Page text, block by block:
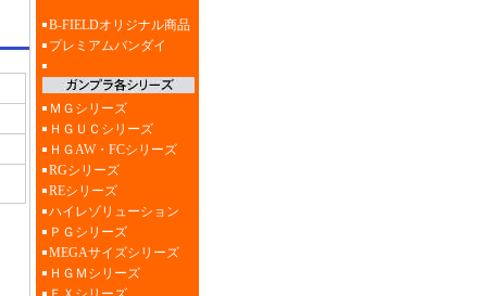
B-FIELDオリジナル商品
プレミアムバンダイ
ＭＧシリーズ
ＨＧＵＣシリーズ
ＨＧAW・FCシリーズ
RGシリーズ
REシリーズ
ハイレゾリューション
ＰＧシリーズ
MEGAサイズシリーズ
ＨＧＭシリーズ